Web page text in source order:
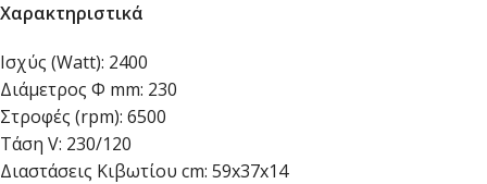
Χαρακτηριστικά
Ισχύς (Watt): 2400
Διάμετρος Φ mm: 230
Στροφές (rpm): 6500
Τάση V: 230/120
Διαστάσεις Κιβωτίου cm: 59x37x14